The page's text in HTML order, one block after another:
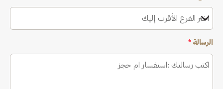
اختر الفرع الأقرب إليك
الرسالة *